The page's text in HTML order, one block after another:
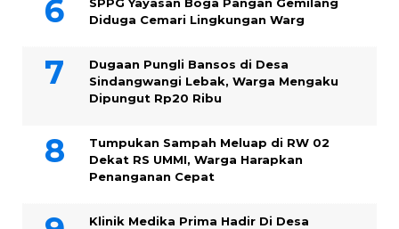
Diduga Cemari Lingkungan Warg
Dugaan Pungli Bansos di Desa
Sindangwangi Lebak, Warga Mengaku
Dipungut Rp20 Ribu
Tumpukan Sampah Meluap di RW 02
Dekat RS UMMI, Warga Harapkan
Penanganan Cepat
Klinik Medika Prima Hadir Di Desa